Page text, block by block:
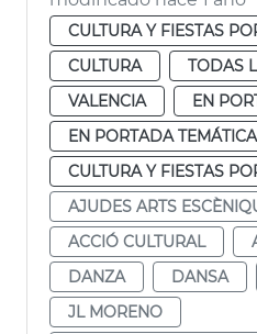
CULTURA Y FIESTAS
CULTURA
TODAS
VALENCIA
EN
EN PORTADA TEMÁTICA
CULTURA Y FIESTAS
AJUDES ARTS
ACCIÓ CULTURAL
DANZA
DANSA
JL MORENO